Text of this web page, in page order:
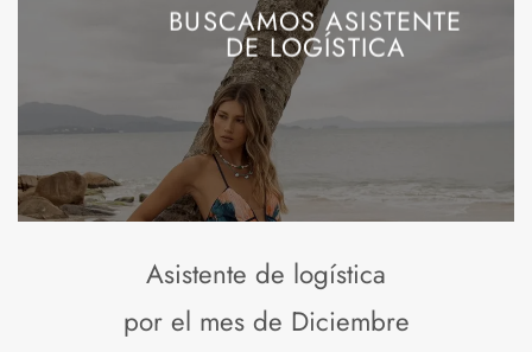
BUSCAMOS ASISTENTE
DE LOGÍSTICA
Asistente de logística
por el mes de Diciembre